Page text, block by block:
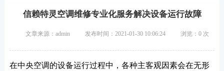
信赖特灵空调维修专业化服务解决设备运行故障
文章来源：admin 发布时间：2021-01-30 10:06:24 浏览： 0次
在中央空调的设备运行过程中，各种主客观因素会在无形